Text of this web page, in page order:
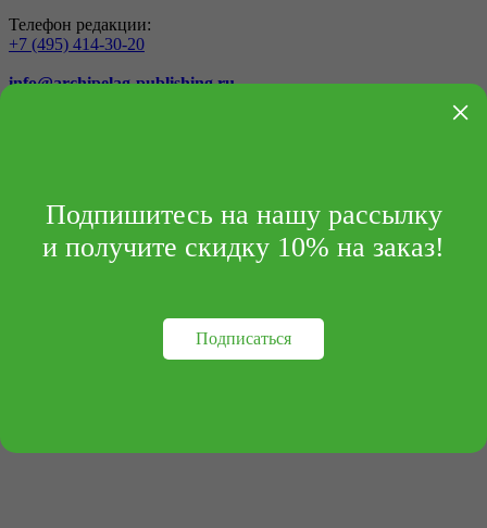
Телефон редакции:
+7 (495) 414-30-20
info@archipelag-publishing.ru
×
Подпишитесь на нашу рассылку
и получите скидку 10% на заказ!
Подписаться